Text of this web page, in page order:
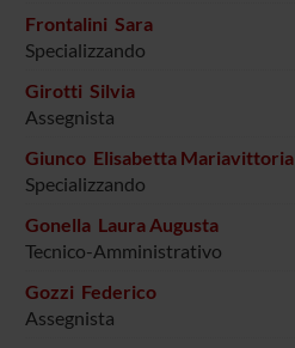
Frontalini Sara
Specializzando
Girotti Silvia
Assegnista
Giunco Elisabetta Mariavittoria
Specializzando
Gonella Laura Augusta
Tecnico-Amministrativo
Gozzi Federico
Assegnista